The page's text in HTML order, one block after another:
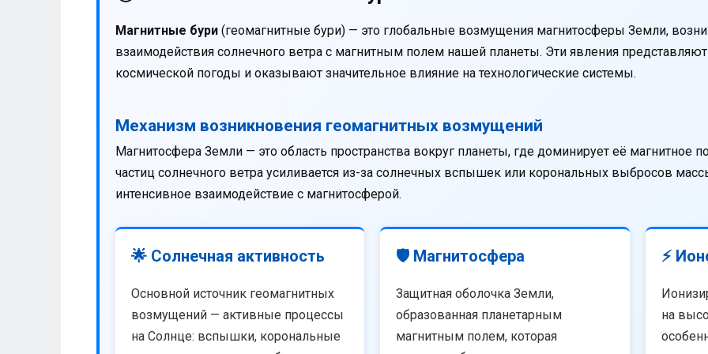
Магнитные бури (геомагнитные бури) — это глобальные возмущения магнитосферы Земли,
взаимодействия солнечного ветра с магнитным полем нашей планеты. Эти явления
космической погоды и оказывают значительное влияние на технологические системы.
Механизм возникновения геомагнитных возмущений
Магнитосфера Земли — это область пространства вокруг планеты, где доминирует её магнитное
частиц солнечного ветра усиливается из-за солнечных вспышек или корональных выбросов
интенсивное взаимодействие с магнитосферой.
🌟 Солнечная активность
Основной источник геомагнитных
возмущений — активные процессы
на Солнце: вспышки, корональные
🛡️ Магнитосфера
Защитная оболочка Земли,
образованная планетарным
магнитным полем, которая
⚡
на